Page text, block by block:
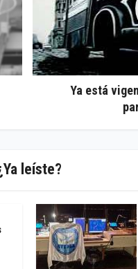
Ya está
leíste?